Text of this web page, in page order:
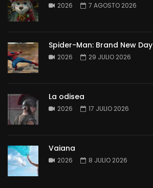
2026 7 AGOSTO 2026
Spider-Man: Brand New Day
2026 29 JULIO 2026
La odisea
2026 17 JULIO 2026
Vaiana
2026 8 JULIO 2026